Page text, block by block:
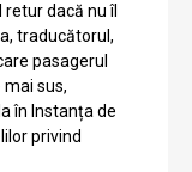
dacă nu îl
traducătorul,
pasagerul
sus,
în Instanța de
privind